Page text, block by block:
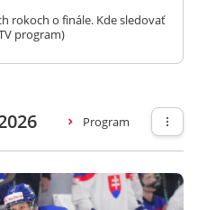
rokoch o finále. Kde sledovať
program)
Program